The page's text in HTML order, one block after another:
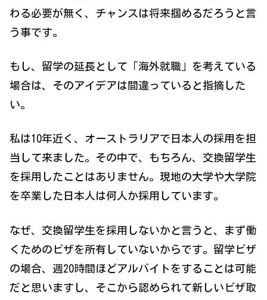
わる必要が無く、チャンスは将来掴めるだろうと言
う事です。
もし、留学の延長として「海外就職」を考えている
場合は、そのアイデアは間違っていると指摘した
い。
私は10年近く、オーストラリアで日本人の採用を担
当して来ました。その中で、もちろん、交換留学生
を採用したことはありません。現地の大学や大学院
を卒業した日本人は何人か採用しています。
なぜ、交換留学生を採用しないかと言うと、まず働
くためのビザを所有していないからです。留学ビザ
の場合、週20時間ほどアルバイトをすることは可能
だと思いますし、そこから認められて新しいビザ取